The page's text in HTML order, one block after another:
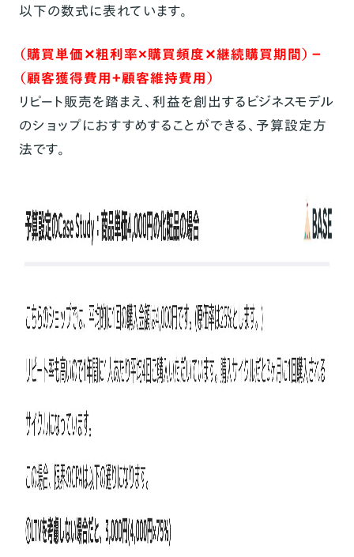
以下の数式に表れています。
（購買単価✕粗利率×購買頻度✕継続購買期間）－
（顧客獲得費用＋顧客維持費用）
リピート販売を踏まえ、利益を創出するビジネスモデル
のショップにおすすめすることができる、予算設定方
法です。